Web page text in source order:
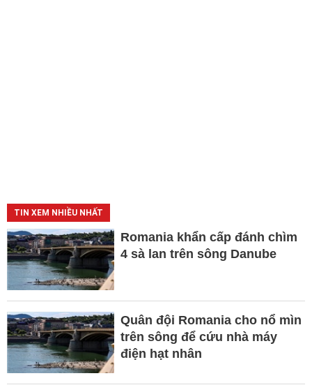
TIN XEM NHIỀU NHẤT
Romania khẩn cấp đánh chìm
4 sà lan trên sông Danube
Quân đội Romania cho nổ mìn
trên sông để cứu nhà máy
điện hạt nhân